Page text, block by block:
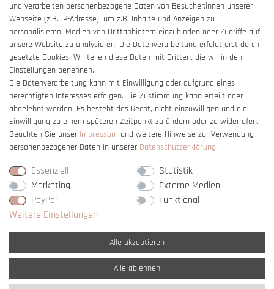
Impressum
Barrierefreiheitserklärung
Vertrag widerrufen
* Alle Preise verstehen sich inkl. gesetzl. MwSt. undzzgl. Versandkosten
und verarbeiten personenbezogene Daten von Besucher:innen unserer
Webseite (z.B. IP-Adresse), um z.B. Inhalte und Anzeigen zu
personalisieren, Medien von Drittanbietern einzubinden oder Zugriffe auf
unsere Website zu analysieren. Die Datenverarbeitung erfolgt erst durch
gesetzte Cookies. Wir teilen diese Daten mit Dritten, die wir in den
Einstellungen benennen.
Die Datenverarbeitung kann mit Einwilligung oder aufgrund eines
berechtigten Interesses erfolgen. Die Zustimmung kann erteilt oder
abgelehnt werden. Es besteht das Recht, nicht einzuwilligen und die
Einwilligung zu einem späteren Zeitpunkt zu ändern oder zu widerrufen.
Beachten Sie unser Impressum und weitere Hinweise zur Verwendung
personenbezogener Daten in unserer Daten­schutz­erklärung.
Essenziell
Statistik
Marketing
Externe Medien
PayPal
Funktional
Weitere Einstellungen
Alle akzeptieren
Alle ablehnen